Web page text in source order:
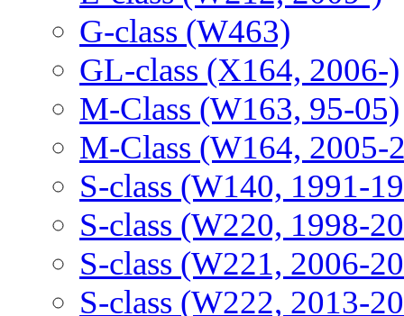
G-class (W463)
GL-class (X164, 2006-)
M-Class (W163, 95-05)
M-Class (W164, 2005-
S-class (W140, 1991-
S-class (W220, 1998-
S-class (W221, 2006-
S-class (W222, 2013-